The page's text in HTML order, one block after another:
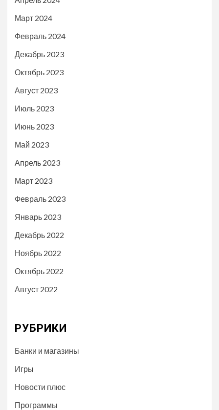
Март 2024
Февраль 2024
Декабрь 2023
Октябрь 2023
Август 2023
Июль 2023
Июнь 2023
Май 2023
Апрель 2023
Март 2023
Февраль 2023
Январь 2023
Декабрь 2022
Ноябрь 2022
Октябрь 2022
Август 2022
РУБРИКИ
Банки и магазины
Игры
Новости плюс
Программы